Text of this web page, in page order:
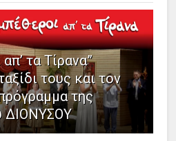
τα Τίρανα”
τους και τον
της
ΔΙΟΝΥΣΟΥ